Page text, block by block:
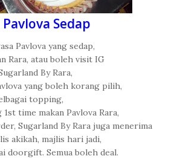
Sedap
Pavlova yang sedap,
Rara, atau boleh visit IG
By Rara,
yang boleh korang pilih,
topping,
1st time makan Pavlova Rara,
Sugarland By Rara juga menerima
akikah, majlis hari jadi,
doorgift. Semua boleh deal.